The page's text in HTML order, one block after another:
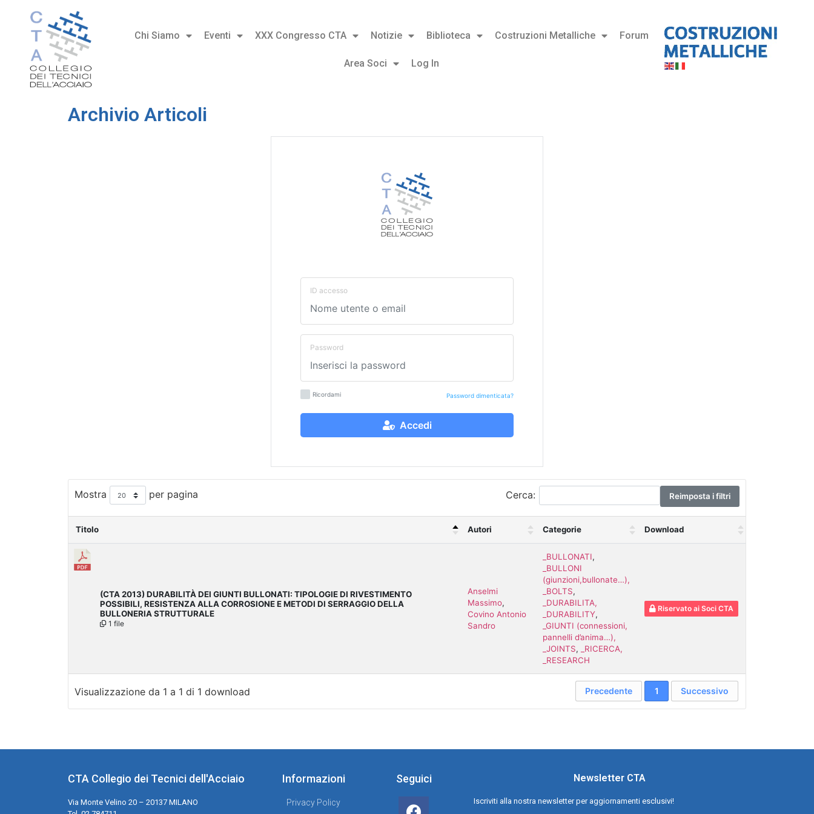
Chi Siamo Eventi XXX Congresso CTA Notizie Biblioteca Costruzioni Metalliche Forum
Area Soci Log In
Archivio Articoli
ID accesso
Password
Ricordami Password dimenticata?
Accedi
Mostra per pagina Cerca: Reimposta i filtri
Titolo Autori Categorie Download
(CTA 2013) DURABILITÀ DEI GIUNTI BULLONATI: TIPOLOGIE DI RIVESTIMENTO
POSSIBILI, RESISTENZA ALLA CORROSIONE E METODI DI SERRAGGIO DELLA
BULLONERIA STRUTTURALE
1 file
Anselmi
Massimo,
Covino Antonio
Sandro
_BULLONATI,
_BULLONI
(giunzioni,bullonate…),
_BOLTS,
_DURABILITA,
_DURABILITY,
_GIUNTI (connessioni,
pannelli d’anima…),
_JOINTS,
_RICERCA,
_RESEARCH
Riservato ai Soci CTA
Visualizzazione da 1 a 1 di 1 download Precedente 1 Successivo
CTA Collegio dei Tecnici dell'Acciaio
Via Monte Velino 20 – 20137 MILANO
Informazioni
Privacy Policy
Seguici Newsletter CTA
Iscriviti alla nostra newsletter per aggiornamenti esclusivi!